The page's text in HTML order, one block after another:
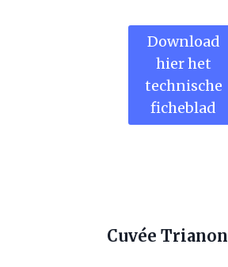
Download
hier het
technische
ficheblad
Cuvée Trianon